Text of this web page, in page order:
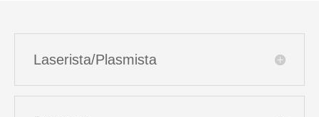
Laserista/Plasmista